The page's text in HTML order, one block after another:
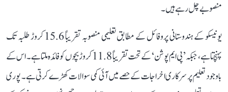
منصوبے چل رہے ہیں۔
یونیسکو کے ہندوستانی پروفائل کے مطابق تعلیمی منصوبہ تقریباً 15.6 کروڑ طلبہ تک
پہنچتا ہے، جبکہ ’پی ایم پوشن‘ کے تحت تقریباً 11.8 کروڑ بچوں کو فائدہ ملتا ہے۔ اس کے
باوجود تعلیم پر سرکاری اخراجات کے حصے میں آئی کمی سوالات کھڑے کرتی ہے۔ پوری